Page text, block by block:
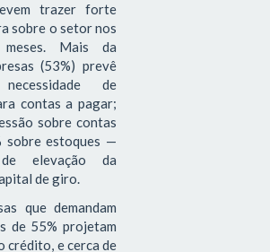
trazer forte
sobre o setor nos
Mais da
(53%) prevê
de
contas a pagar;
sobre contas
sobre estoques —
elevação da
de giro.
que demandam
de 55% projetam
crédito, e cerca de